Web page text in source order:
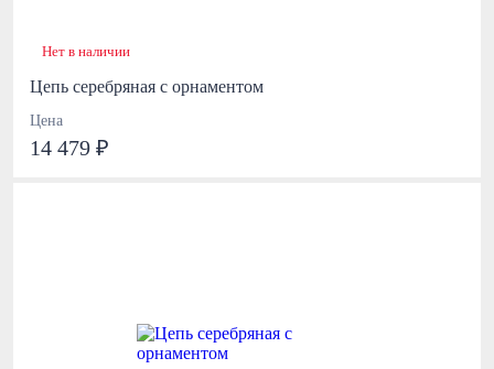
Нет в наличии
Цепь серебряная с орнаментом
Цена
14 479 ₽